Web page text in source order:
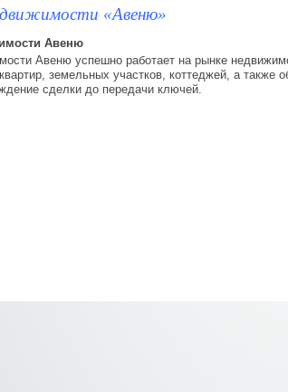
«Авеню»
Авеню
Авеню успешно работает на рынке
земельных участков, коттеджей, а также
сделки до передачи ключей.